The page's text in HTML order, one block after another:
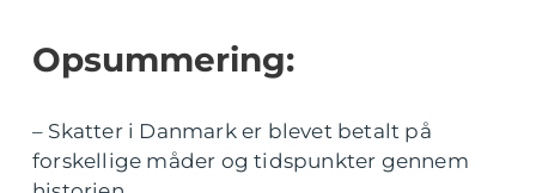
Opsummering:
– Skatter i Danmark er blevet betalt på
forskellige måder og tidspunkter gennem